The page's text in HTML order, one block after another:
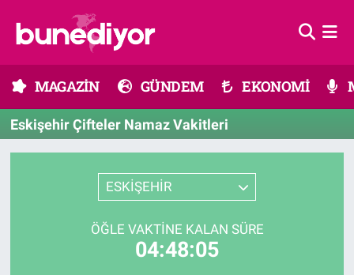
MAGAZİN GÜNDEM EKONOMİ
Eskişehir Çifteler Namaz Vakitleri
ESKİŞEHİR
ÖĞLE VAKTINE KALAN SÜRE
04:48:05
Dünya
EKONOMİ
Süper Lig Puan Durumu ve Fikstür
Tüm Manşetler
Son Dakika Haberleri